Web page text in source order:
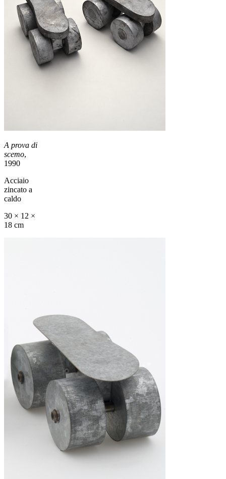
A prova di
scemo,
1990
Acciaio
zincato a
caldo
30 × 12 ×
18 cm